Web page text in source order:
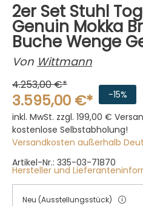
2er Set Stuhl
Genuin Mokka
Buche Wenge
Von Wittmann
4.253,00 €*
3.595,00 €*
-15%
inkl. MwSt. zzgl. 199,00 €
kostenlose Selbstabholung!
Versandkosten außerhalb
Artikel-Nr.: 335-03-71870
Hersteller und
Neu (Ausstellungsstück)